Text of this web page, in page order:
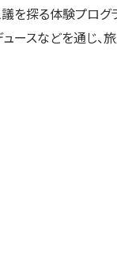
を探る体験プロ
ースなどを通じ、